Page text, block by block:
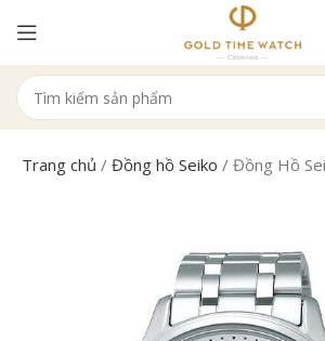
Trang chủ /Đồng hồ Seiko /Đồng Hồ